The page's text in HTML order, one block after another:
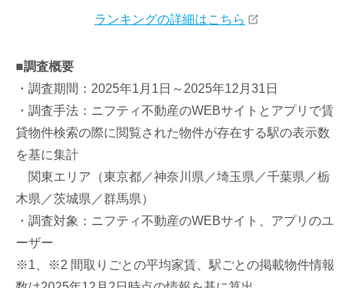
ランキングの詳細はこちら
■調査概要
・調査期間：2025年1月1日～2025年12月31日
・調査手法：ニフティ不動産のWEBサイトとアプリで賃
貸物件検索の際に閲覧された物件が存在する駅の表⽰数
を基に集計
関東エリア（東京都／神奈川県／埼玉県／千葉県／栃
木県／茨城県／群馬県）
・調査対象：ニフティ不動産のWEBサイト、アプリのユ
ーザー
※1、※2 間取りごとの平均家賃、駅ごとの掲載物件情報